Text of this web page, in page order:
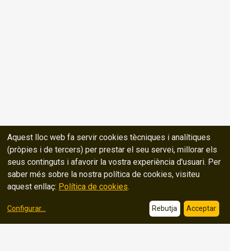
Aquest lloc web fa servir cookies tècniques i analítiques
(pròpies i de tercers) per prestar el seu servei, millorar els
seus continguts i afavorir la vostra experiència d'usuari. Per
saber més sobre la nostra política de cookies, visiteu
aquest enllaç: Política de cookies.
Configurar... Rebutja Acceptar